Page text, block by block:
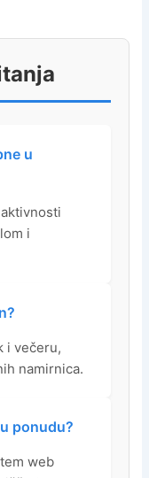
u
i
i večeru,
namirnica.
ponudu?
web